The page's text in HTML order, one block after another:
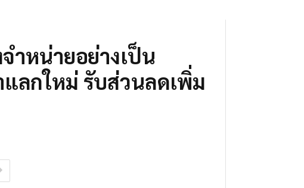
ำหน่ายอย่างเป็น
ลกใหม่ รับส่วนลดเพิ่ม